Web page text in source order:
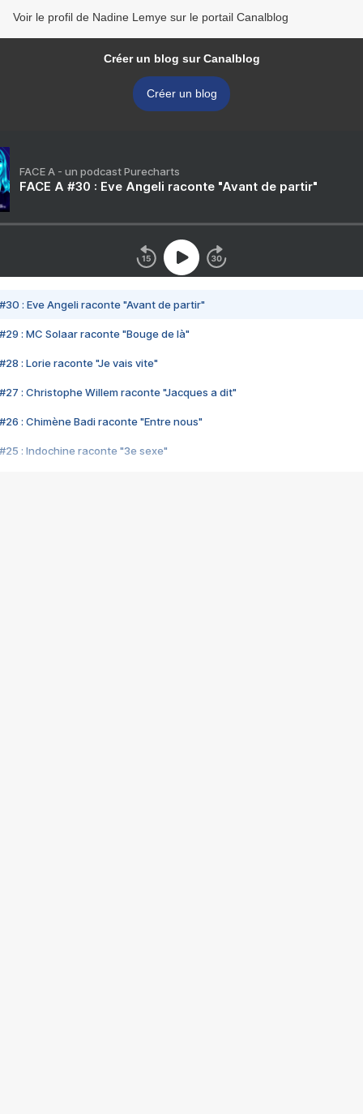
Voir le profil de Nadine Lemye sur le portail Canalblog
Créer un blog sur Canalblog
Créer un blog
FACE A - un podcast Purecharts
FACE A #30 : Eve Angeli raconte "Avant de partir"
#30 : Eve Angeli raconte "Avant de partir"
#29 : MC Solaar raconte "Bouge de là"
#28 : Lorie raconte "Je vais vite"
#27 : Christophe Willem raconte "Jacques a dit"
#26 : Chimène Badi raconte "Entre nous"
#25 : Indochine raconte "3e sexe"